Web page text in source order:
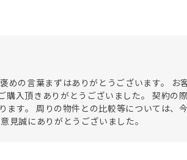
めの言葉まずはありがとうございます。 お
購入頂きありがとうございました。 契約の際
ます。 周りの物件との比較等については、今
見誠にありがとうございました。